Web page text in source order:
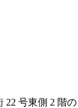
号東側 2 階の